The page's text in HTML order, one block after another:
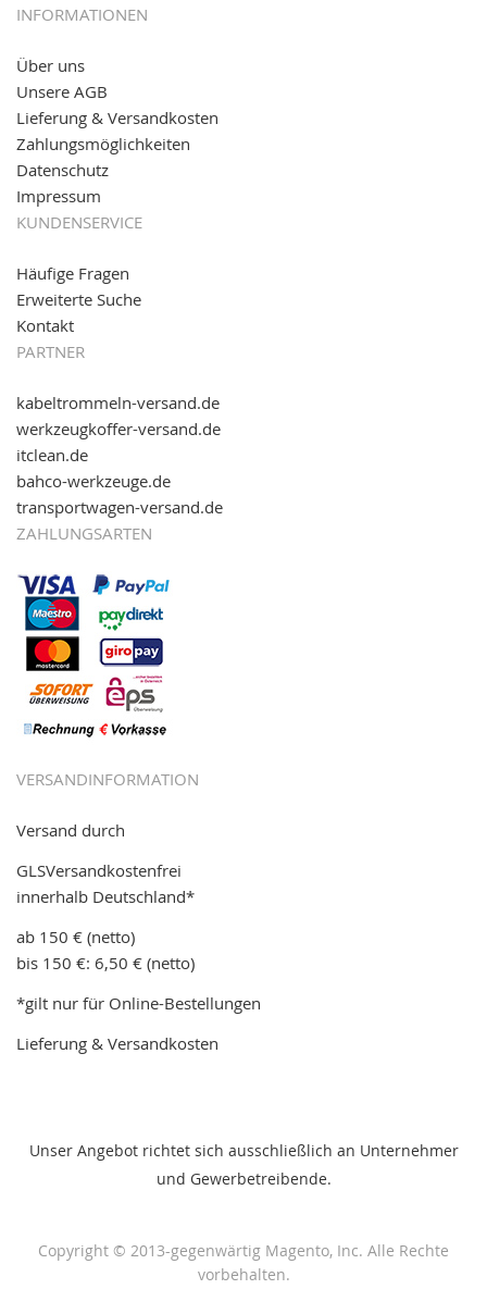
05.09.2016: NEUE Topseller bei
11.08.2016: Gerade entsteht unser "neuer"
Partnershop
Online-Shop für einfaches Transportieren. Einfach
reinschauen...
INFORMATIONEN
Über uns
Unsere AGB
Lieferung & Versandkosten
Zahlungsmöglichkeiten
Datenschutz
Impressum
KUNDENSERVICE
Häufige Fragen
Erweiterte Suche
Kontakt
PARTNER
kabeltrommeln-versand.de
werkzeugkoffer-versand.de
itclean.de
bahco-werkzeuge.de
transportwagen-versand.de
ZAHLUNGSARTEN
VERSANDINFORMATION
Versand durch
GLSVersandkostenfrei
innerhalb Deutschland*
ab 150 € (netto)
bis 150 €: 6,50 € (netto)
*gilt nur für Online-Bestellungen
Lieferung & Versandkosten
Unser Angebot richtet sich ausschließlich an Unternehmer
und Gewerbetreibende.
Copyright © 2013-gegenwärtig Magento, Inc. Alle Rechte
vorbehalten.